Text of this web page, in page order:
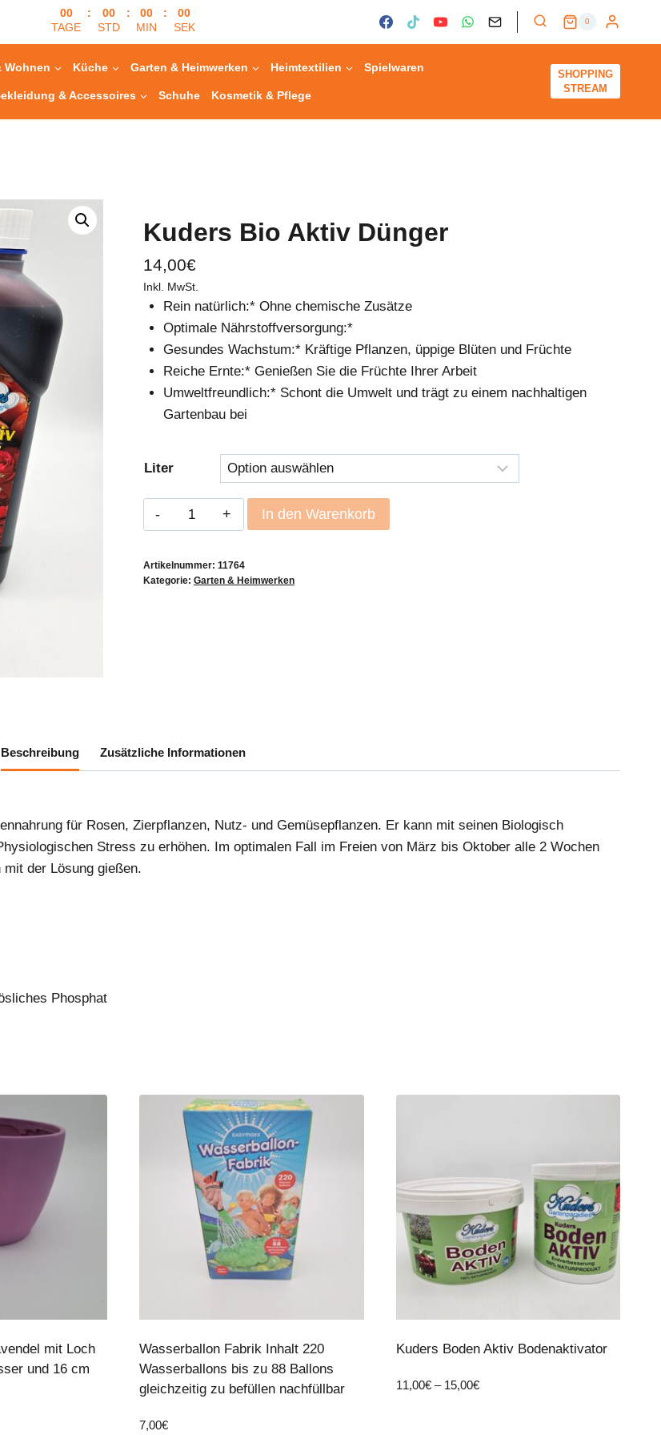
00
TAGE
:
00
STD
:
00
MIN
:
00
SEK
0
Wohnen Küche Garten & Heimwerken Heimtextilien Spielwaren
& Accessoires Schuhe Kosmetik & Pflege
SHOPPING
STREAM
Kuders Bio Aktiv Dünger
14,00€
Inkl. MwSt.
Rein natürlich:* Ohne chemische Zusätze
Optimale Nährstoffversorgung:*
Gesundes Wachstum:* Kräftige Pflanzen, üppige Blüten und Früchte
Reiche Ernte:* Genießen Sie die Früchte Ihrer Arbeit
Umweltfreundlich:* Schont die Umwelt und trägt zu einem nachhaltigen
Gartenbau bei
Liter
Kuders
Bio
Dünger
In den Warenkorb
Artikelnummer: 11764
Kategorie: Garten & Heimwerken
Beschreibung Zusätzliche Informationen
für Rosen, Zierpflanzen, Nutz- und Gemüsepflanzen. Er kann mit seinen Biologisch
Stress zu erhöhen. Im optimalen Fall im Freien von März bis Oktober alle 2 Wochen
der Lösung gießen.
Phosphat
mit Loch
und 16 cm
Wasserballon Fabrik Inhalt 220
Wasserballons bis zu 88 Ballons
gleichzeitig zu befüllen nachfüllbar
7,00€
Kuders Boden Aktiv Bodenaktivator
11,00€ – 15,00€Preisspanne: